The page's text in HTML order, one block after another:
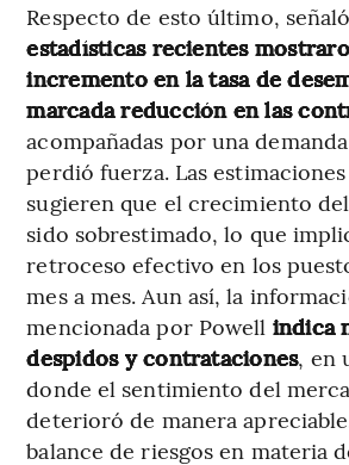
Respecto de esto último,
estadísticas recientes
incremento en la tasa de
marcada reducción en las
acompañadas por una
perdió fuerza. Las
sugieren que el crecimiento
sido sobrestimado, lo que
retroceso efectivo en los
mes a mes. Aun así, la
mencionada por Powell indica
despidos y contrataciones, en
donde el sentimiento del
deterioró de manera
balance de riesgos en materia